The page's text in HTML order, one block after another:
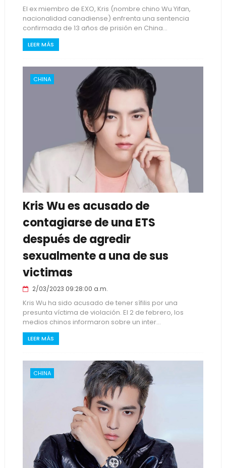
El ex miembro de EXO, Kris (nombre chino Wu Yifan,
nacionalidad canadiense) enfrenta una sentencia
confirmada de 13 años de prisión en China...
LEER MÁS
CHINA
Kris Wu es acusado de
contagiarse de una ETS
después de agredir
sexualmente a una de sus
victimas
2/03/2023 09:28:00 a.m.
Kris Wu ha sido acusado de tener sífilis por una
presunta víctima de violación. El 2 de febrero, los
medios chinos informaron sobre un inter...
LEER MÁS
CHINA